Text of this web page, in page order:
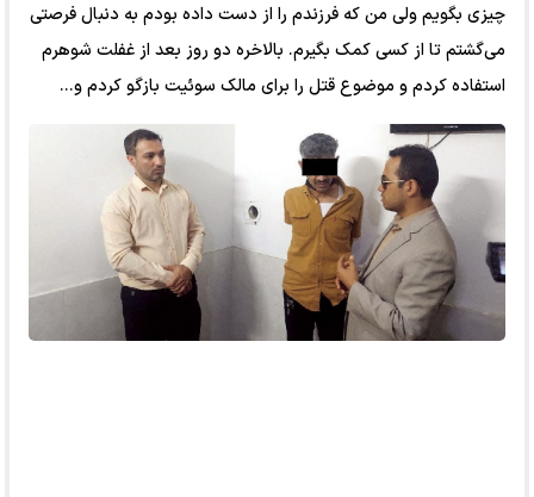
چیزی بگویم ولی من که فرزندم را از دست داده بودم به دنبال فرصتی
می‌گشتم تا از کسی کمک بگیرم. بالاخره دو روز بعد از غفلت شوهرم
استفاده کردم و موضوع قتل را برای مالک سوئیت بازگو کردم و...